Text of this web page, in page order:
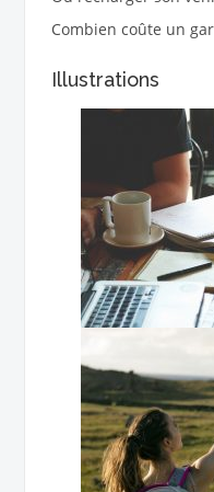
Combien coûte un
Illustrations